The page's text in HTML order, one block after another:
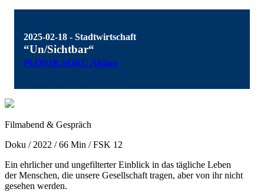
2025-02-18 - Stadtwirtschaft
“Un/Sichtbar“
Pi-ONIK SOKU Aktion
Filmabend & Gespräch
Doku / 2022 / 66 Min / FSK 12
Ein ehrlicher und ungefilterter Einblick in das tägliche Leben
der Menschen, die unsere Gesellschaft tragen, aber von ihr nicht
gesehen werden.